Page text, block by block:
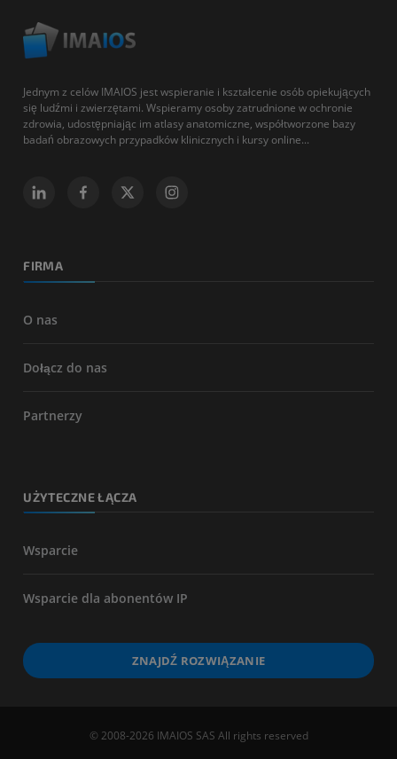
Jednym z celów IMAIOS jest wspieranie i kształcenie osób opiekujących
się ludźmi i zwierzętami. Wspieramy osoby zatrudnione w ochronie
zdrowia, udostępniając im atlasy anatomiczne, współtworzone bazy
badań obrazowych przypadków klinicznych i kursy online...
FIRMA
O nas
Dołącz do nas
Partnerzy
UŻYTECZNE ŁĄCZA
Wsparcie
Wsparcie dla abonentów IP
ZNAJDŹ ROZWIĄZANIE
© 2008-2026 IMAIOS SAS All rights reserved